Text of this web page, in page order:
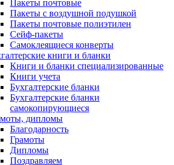
Пакеты почтовые
Пакеты с воздушной подушкой
Пакеты почтовые полиэтилен
Сейф-пакеты
Самоклеящиеся конверты
книги и бланки
Книги и бланки специализированные
Книги учета
Бухгалтерские бланки
Бухгалтерские бланки
самокопирующиеся
дипломы
Благодарность
Грамоты
Дипломы
Поздравляем